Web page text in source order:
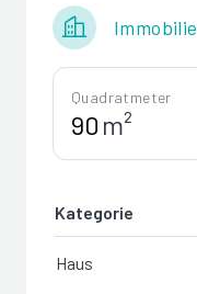
Immobilie
Quadratmeter
m²
Kategorie
Haus